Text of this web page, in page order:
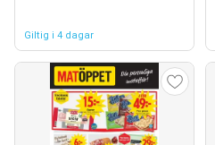
Giltig i 4 dagar